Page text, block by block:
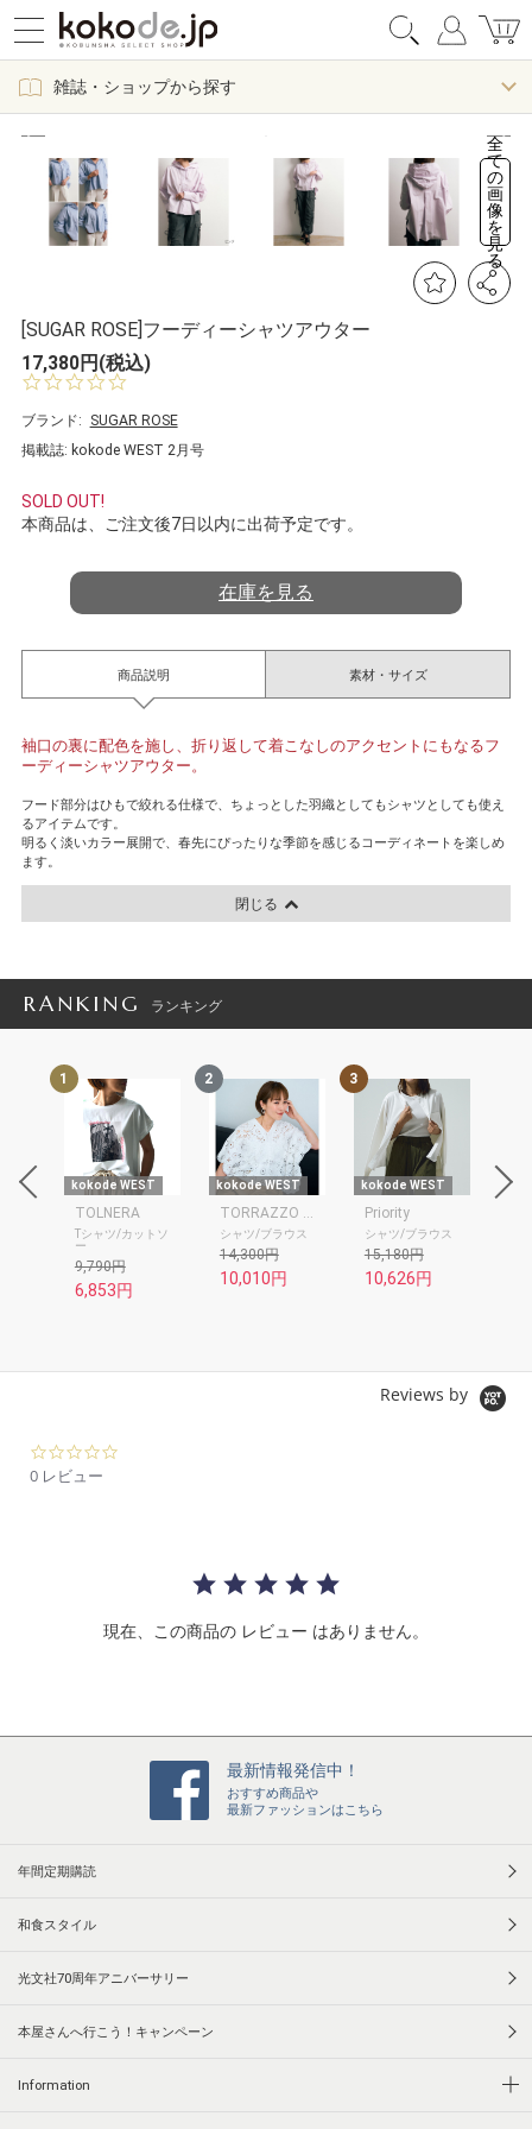
雑誌・ショップから探す
全
て
の
画
像
を
見
る
[SUGAR ROSE]フーディーシャツアウター
17,380円(税込)
0.
s
t
a
a
ブランド:
SUGAR ROSE
掲載誌: kokode WEST 2月号
SOLD OUT!
本商品は、ご注文後7日以内に出荷予定です。
在庫を見る
商品説明
袖口の裏に配色を施し、折り返して着こなしのアクセントにもなるフ
ーディーシャツアウター。
フード部分はひもで絞れる仕様で、ちょっとした羽織としてもシャツとしても使え
るアイテムです。
明るく淡いカラー展開で、春先にぴったりな季節を感じるコーディネートを楽しめ
ます。
閉じる
素材・サイズ
RANKING ランキング
1
kokode WEST
TOLNERA
Tシャツ/カットソ
ー
9,790円
6,853円
2
kokode WEST
シャツ/ブラウス
14,300円
10,010円
3
kokode WEST
Priority
シャツ/ブラウス
15,180円
10,626円
Reviews by
i
0 レビュー
現在、この商品の レビュー はありません。
最新情報発信中！
おすすめ商品や
最新ファッションはこちら
年間定期購読
和食スタイル
光文社70周年アニバーサリー
本屋さんへ行こう！キャンペーン
Information